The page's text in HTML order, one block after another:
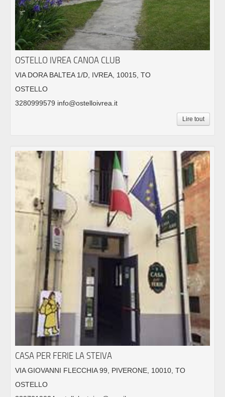
OSTELLO IVREA CANOA CLUB
VIA DORA BALTEA 1/D, IVREA, 10015, TO
OSTELLO
3280999579 info@ostelloivrea.it
Lire tout
CASA PER FERIE LA STEIVA
VIA GIOVANNI FLECCHIA 99, PIVERONE, 10010, TO
OSTELLO